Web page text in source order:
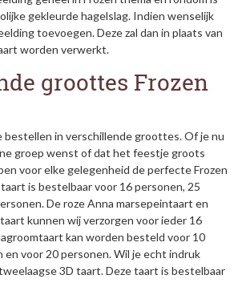
gekleurde hagelslag. Indien wenselijk
toevoegen. Deze zal dan in plaats van
worden verwerkt.
groottes Frozen
bestellen in verschillende groottes. Of je nu
groep wenst of dat het feestje groots
voor elke gelegenheid de perfecte Frozen
is bestelbaar voor 16 personen, 25
De roze Anna marsepeintaart en
kunnen wij verzorgen voor ieder 16
kan worden besteld voor 10
en voor 20 personen. Wil je echt indruk
3D taart. Deze taart is bestelbaar